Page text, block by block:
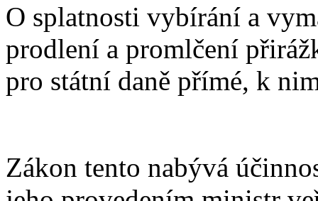
O splatnosti vybírání a
prodlení a promlčení
pro státní daně přímé, k
Zákon tento nabývá